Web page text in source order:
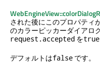
された後にこのプロパティ
のカラーピッカーダイアロ
request.accepted をtrue
デフォルトはfalse です。